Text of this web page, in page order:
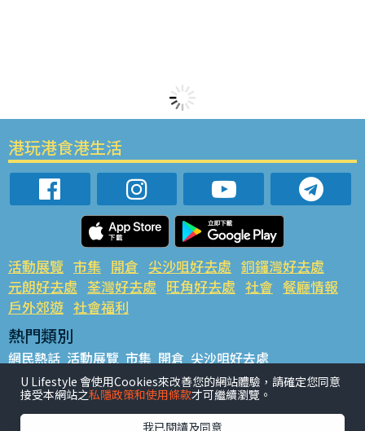
港玩港食港生活
活動展覽 市集 開倉 尖沙咀好去處 銅鑼灣好去處
元朗好去處 荃灣好去處 旺角好去處 社會 餐廳情報
戶外郊遊 社會福利
熱門類別
網民熱話 活動展覽 市集 開倉 尖沙咀好去處
銅鑼灣好去處 元朗好去處 荃灣好去處 旺角好去處 社會
餐廳情報 戶外郊遊
熱門標籤
U Lifestyle 會使用Cookies來改善您的網站體驗，請確定您同意
接受本網站之私隱政策和使用條款才可繼續瀏覽。
我已閱讀及同意